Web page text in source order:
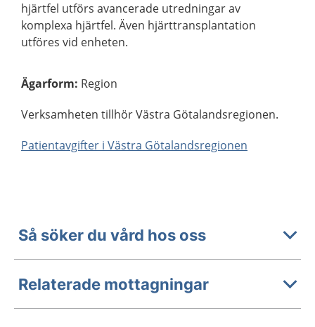
hjärtfel utförs avancerade utredningar av
komplexa hjärtfel. Även hjärttransplantation
utföres vid enheten.
Ägarform: Region
Verksamheten tillhör Västra Götalandsregionen.
Patientavgifter i Västra Götalandsregionen
Så söker du vård hos oss
Relaterade mottagningar